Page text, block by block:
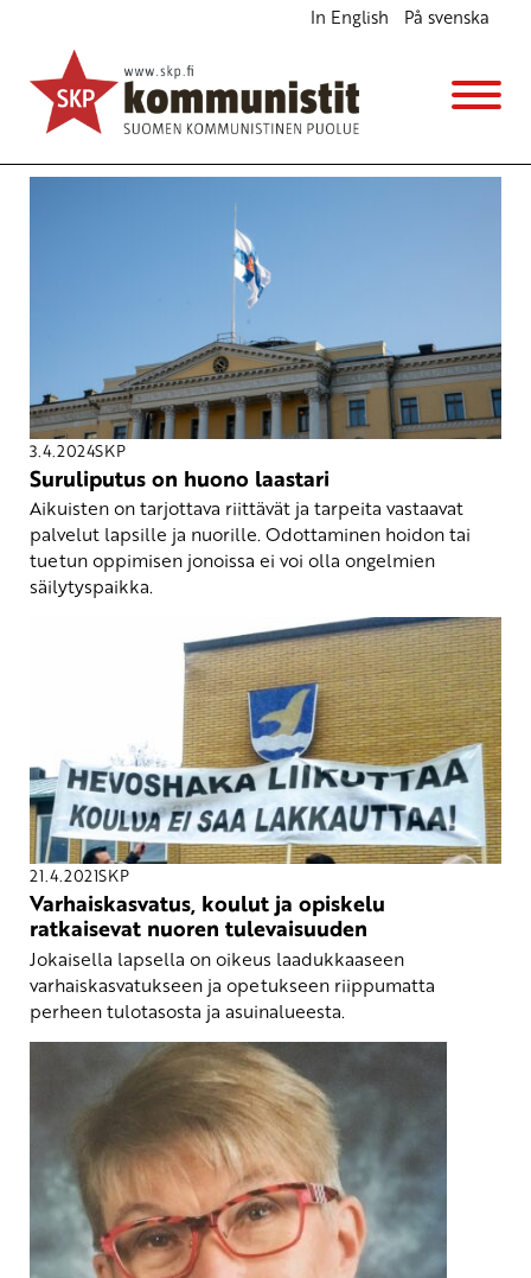
In English På svenska
Opettajat
3.4.2024SKP
Suruliputus on huono laastari
Aikuisten on tarjottava riittävät ja tarpeita vastaavat
palvelut lapsille ja nuorille. Odottaminen hoidon tai
tuetun oppimisen jonoissa ei voi olla ongelmien
säilytyspaikka.
21.4.2021SKP
Varhaiskasvatus, koulut ja opiskelu
ratkaisevat nuoren tulevaisuuden
Jokaisella lapsella on oikeus laadukkaaseen
varhaiskasvatukseen ja opetukseen riippumatta
perheen tulotasosta ja asuinalueesta.